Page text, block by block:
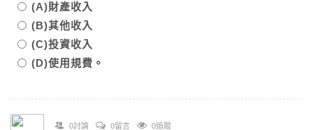
(A)財產收入
(B)其他收入
(C)投資收入
(D)使用規費。
0討論 0留言 0追蹤